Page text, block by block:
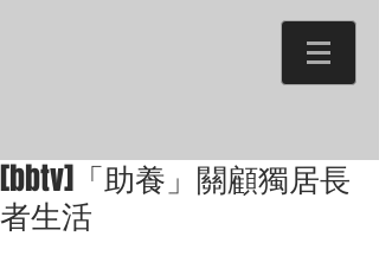
[bbtv]「助養」關顧獨居長
者生活